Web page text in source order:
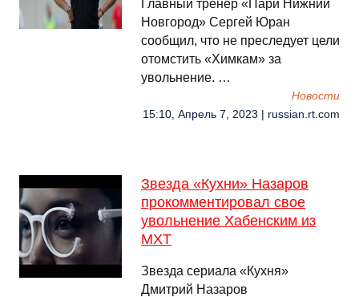
Главный тренер «Пари Нижний
Новгород» Сергей Юран
сообщил, что не преследует цели
отомстить «Химкам» за
увольнение. …
Новости
15:10, Апрель 7, 2023 | russian.rt.com
Звезда «Кухни» Назаров
прокомментировал свое
увольнение Хабенским из
МХТ
Звезда сериала «Кухня»
Дмитрий Назаров